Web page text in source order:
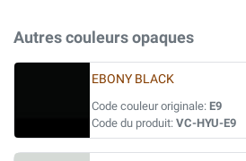
Autres couleurs opaques
EBONY BLACK
Code couleur originale: E9
Code du produit: VC-HYU-E9